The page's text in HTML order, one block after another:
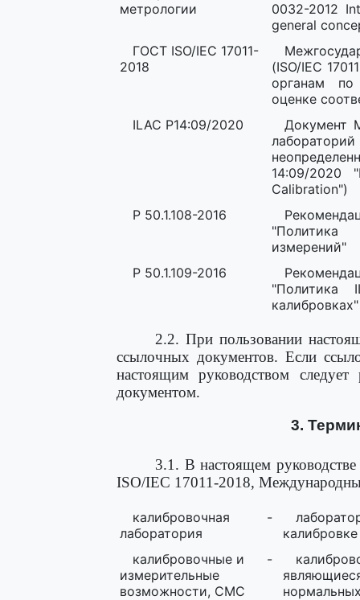
метрологии
0032-2012
general
ГОСТ ISO/IEC 17011-
2018
(ISO/IEC
органам по
оценке
ILAC P14:09/2020
Документ
14:09/2020
Calibration")
Р 50.1.108-2016
"Политика
измерений"
Р 50.1.109-2016
"Политика
калибровках"
2.2. При пользовании
ссылочных документов. Если
настоящим руководством следует
документом.
3.
3.1. В настоящем
ISO/IEC 17011-2018,
калибровочная
лаборатория
-
калибровочные и
измерительные
возможности, CMC
-